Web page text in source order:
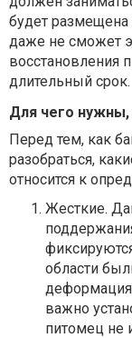
будет размещена
даже не сможет
восстановления
длительный срок.
Для чего нужны,
Перед тем, как
разобраться,
относится к
Жесткие.
области
важно
питомец не